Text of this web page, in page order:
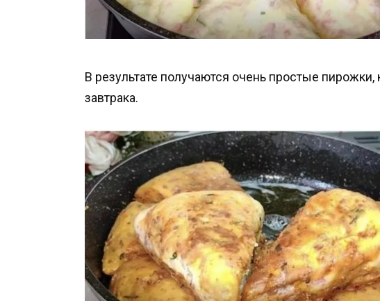
В результате получаются очень простые
завтрака.